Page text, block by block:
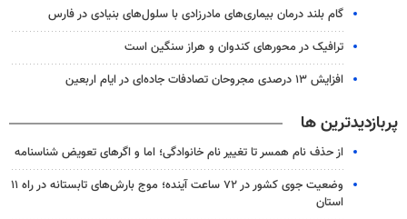
گام بلند درمان بیماری‌های مادرزادی با سلول‌های بنیادی در فارس
ترافیک در محورهای کندوان و هراز سنگین است
افزایش ۱۳ درصدی مجروحان تصادفات جاده‌ای در ایام اربعین
پربازدیدترین ها
از حذف نام همسر تا تغییر نام خانوادگی؛ اما و اگرهای تعویض شناسنامه
وضعیت جوی کشور در ۷۲ ساعت آینده؛ موج بارش‌های تابستانه در راه ۱۱
استان